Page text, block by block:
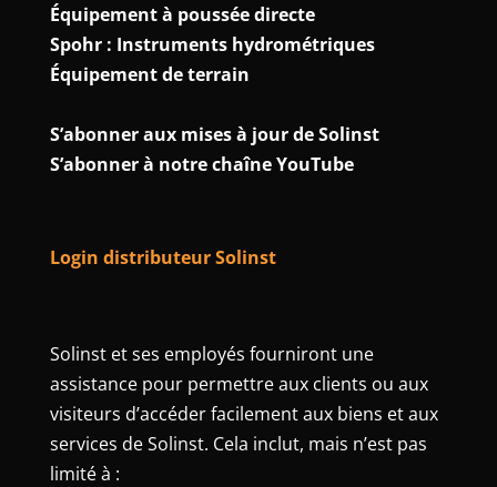
Équipement à poussée directe
Spohr : Instruments hydrométriques
Équipement de terrain
S’abonner aux mises à jour de Solinst
S’abonner à notre chaîne YouTube
Login distributeur Solinst
Solinst et ses employés fourniront une
assistance pour permettre aux clients ou aux
visiteurs d’accéder facilement aux biens et aux
services de Solinst. Cela inclut, mais n’est pas
limité à :